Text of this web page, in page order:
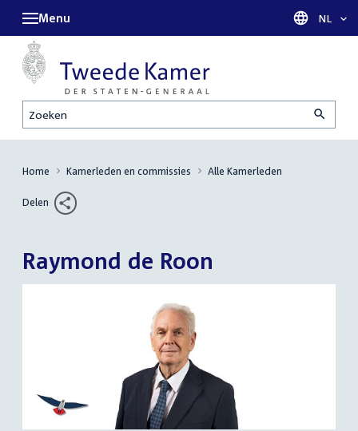
Zoeken
Menu Taal
NL
Home Kamerleden en commissies Alle Kamerleden
Delen
Raymond de Roon